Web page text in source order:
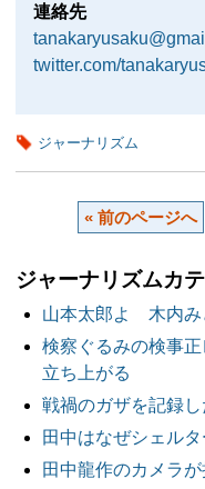
連絡先
twitter.com/
ジャーナリズム
« 前のページへ
ジャーナリズムカ
山本太郎よ 木内み
検察ぐるみの検事
立ち上がる
戦禍のガザを記録
田中はなぜシェル
田中龍作のカメラ